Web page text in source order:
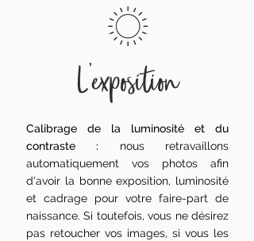
L'exposition
Calibrage de la luminosité et du
contraste : nous retravaillons
automatiquement vos photos afin
d'avoir la bonne exposition, luminosité
et cadrage pour votre faire-part de
naissance. Si toutefois, vous ne désirez
pas retoucher vos images, si vous les